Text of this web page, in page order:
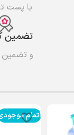
با پست
تضمین
و تضمین
اتمام